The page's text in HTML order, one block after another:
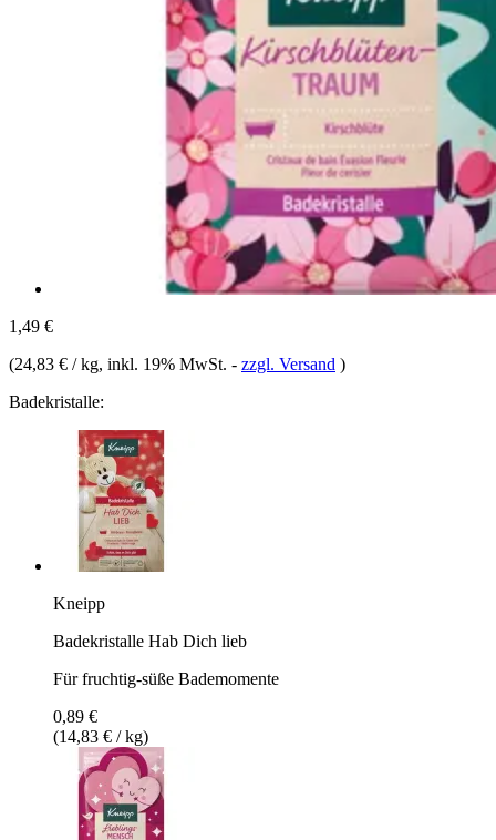
1,49 €
(24,83 € / kg, inkl. 19% MwSt. - zzgl. Versand )
Badekristalle:
Kneipp
Badekristalle Hab Dich lieb
Für fruchtig-süße Bademomente
0,89 €
(14,83 € / kg)